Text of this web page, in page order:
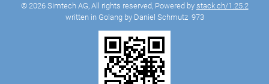
© 2026 Simtech AG, All rights reserved, Powered by stack.ch/1.25.2
written in Golang by Daniel Schmutz 973